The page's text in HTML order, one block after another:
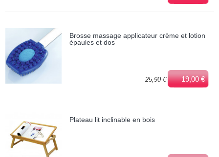
Brosse massage applicateur crème et lotion
épaules et dos
25,90 € 19,00 €
Plateau lit inclinable en bois